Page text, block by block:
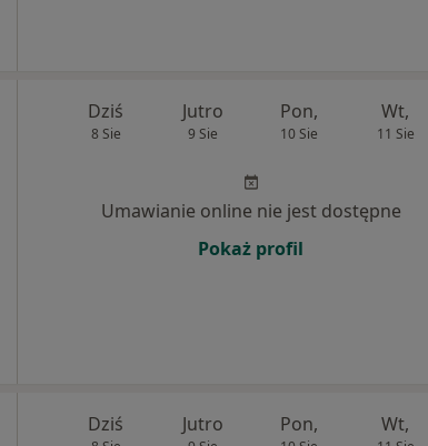
Dziś
8 Sie
Jutro
9 Sie
Pon,
10 Sie
Wt,
11 Sie
Umawianie online nie jest dostępne
Pokaż profil
Dziś Jutro Pon, Wt,